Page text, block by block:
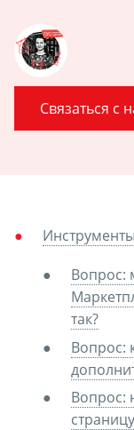
Связаться с
Вопрос:
так?
Вопрос:
Вопрос: